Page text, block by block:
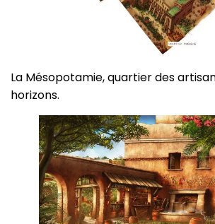
La Mésopotamie, quartier des
horizons.